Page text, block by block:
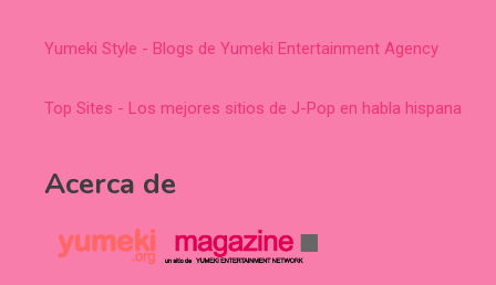
Yumeki Style - Blogs de Yumeki Entertainment Agency
Top Sites - Los mejores sitios de J-Pop en habla hispana
Acerca de